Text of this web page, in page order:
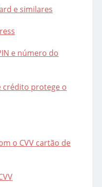
e similares
e número do
crédito protege o
o CVV cartão de